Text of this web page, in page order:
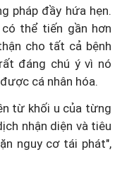
pháp đầy hứa hẹn.
thể tiến gần hơn
cho tất cả bệnh
đáng chú ý vì nó
cá nhân hóa.
từ khối u của từng
nhận diện và tiêu
nguy cơ tái phát",